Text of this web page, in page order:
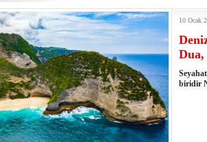
03:34- İstanbul'da pazar günü gidilecek
02:38- Vizesiz gidilebilen Türkiye'ye en
15:13
- Vila Franca do Campo
22:08- Snowdonia Ulusal Parkı, Galler
00:01- Dünyanın en etkileyici binası
22:58- Bu bölgenin doğası o kadar güzel
21:45- Tarihiyle büyülemeden önce
16:55- Nefes kesen güzelliğiyle
15:12- Rüya gibi.. Kuzey Işıklarının en
10 Ocak
Dua,
biridir